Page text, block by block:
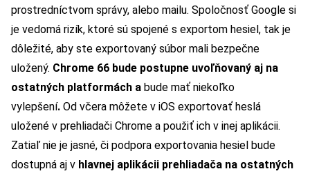
prostredníctvom správy, alebo mailu. Spoločnosť Google si
je vedomá rizík, ktoré sú spojené s exportom hesiel, tak je
dôležité, aby ste exportovaný súbor mali bezpečne
uložený. Chrome 66 bude postupne uvoľňovaný aj na
ostatných platformách a bude mať niekoľko
vylepšení. Od včera môžete v iOS exportovať heslá
uložené v prehliadači Chrome a použiť ich v inej aplikácii.
Zatiaľ nie je jasné, či podpora exportovania hesiel bude
dostupná aj v hlavnej aplikácii prehliadača na ostatných